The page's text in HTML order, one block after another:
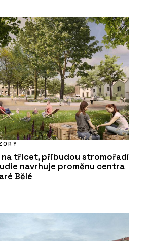
na třicet, přibudou stromořadí
navrhuje proměnu centra
Bělé